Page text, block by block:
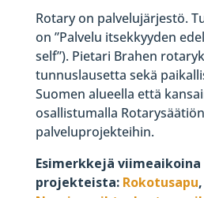
Rotary on palvelujärjestö.
on ”Palvelu itsekkyyden
self”). Pietari Brahen
tunnuslausetta sekä
Suomen alueella että
osallistumalla
palveluprojekteihin.
Esimerkkejä
projekteista: Rokotusapu,